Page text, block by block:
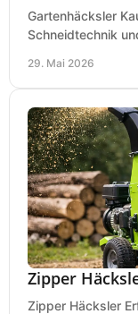
Gartenhäcksler
Schneidtechnik
29. Mai 2026
Zipper
Zipper Häcksler